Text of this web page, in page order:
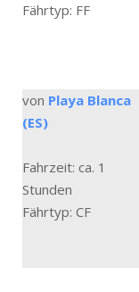
Fährtyp: FF
von Playa Blanca
(ES)
Fahrzeit: ca. 1
Stunden
Fährtyp: CF